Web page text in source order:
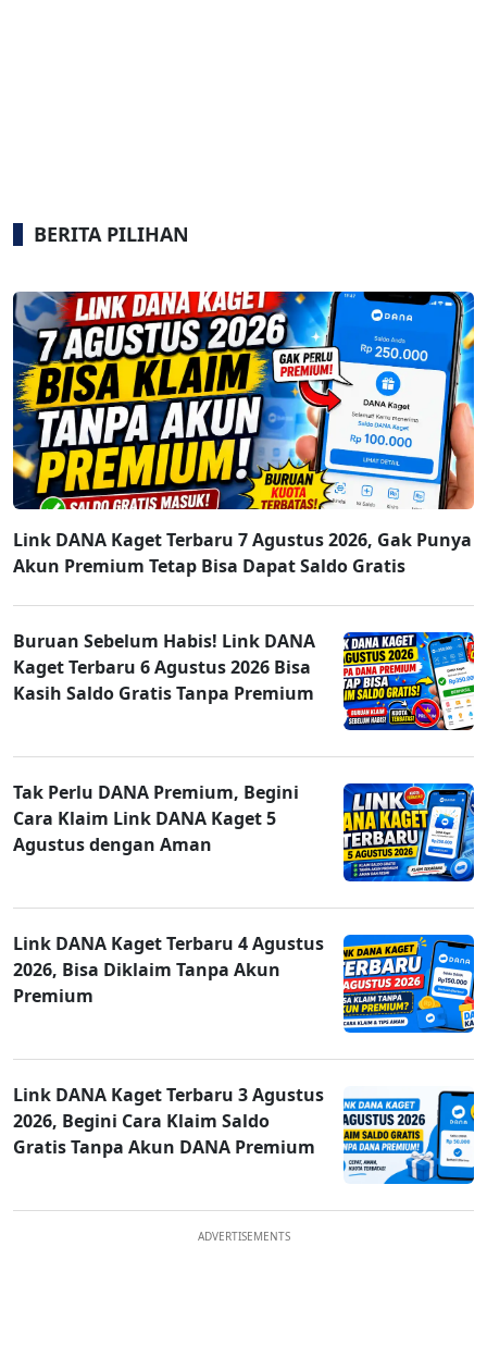
BERITA PILIHAN
Link DANA Kaget Terbaru 7 Agustus 2026, Gak Punya
Akun Premium Tetap Bisa Dapat Saldo Gratis
Buruan Sebelum Habis! Link DANA
Kaget Terbaru 6 Agustus 2026 Bisa
Kasih Saldo Gratis Tanpa Premium
Tak Perlu DANA Premium, Begini
Cara Klaim Link DANA Kaget 5
Agustus dengan Aman
Link DANA Kaget Terbaru 4 Agustus
2026, Bisa Diklaim Tanpa Akun
Premium
Link DANA Kaget Terbaru 3 Agustus
2026, Begini Cara Klaim Saldo
Gratis Tanpa Akun DANA Premium
ADVERTISEMENTS